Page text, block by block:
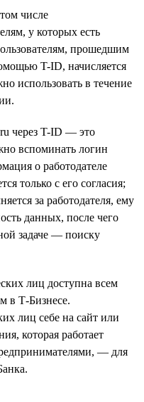
числе
у которых есть
прошедшим
T-ID, начисляется
использовать в течение
через T-ID — это
вспоминать логин
о работодателе
только с его согласия;
за работодателя, ему
данных, после чего
задаче — поиску
лиц доступна всем
в Т-Бизнесе.
лиц себе на сайт или
которая работает
— для